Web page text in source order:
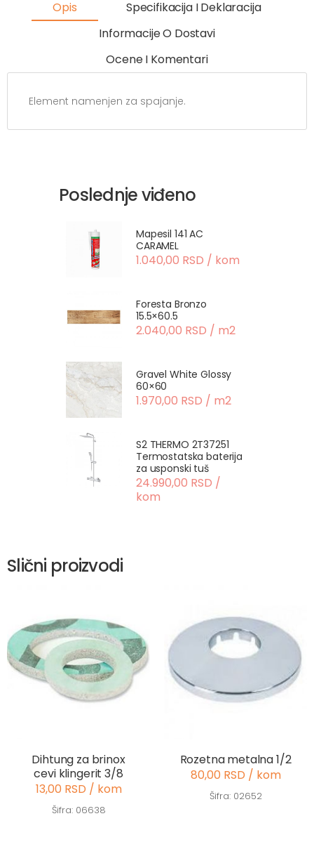
Opis
Specifikacija I Deklaracija
Informacije O Dostavi
Ocene I Komentari
Element namenjen za spajanje.
Poslednje viđeno
Mapesil 141 AC
CARAMEL
1.040,00 RSD / kom
Foresta Bronzo
15.5×60.5
2.040,00 RSD / m2
Gravel White Glossy
60×60
1.970,00 RSD / m2
S2 THERMO 2T37251
Termostatska baterija
za usponski tuš
24.990,00 RSD /
kom
Slični proizvodi
Dihtung za brinox
cevi klingerit 3/8
13,00 RSD / kom
Šifra: 06638
Rozetna metalna 1/2
80,00 RSD / kom
Šifra: 02652